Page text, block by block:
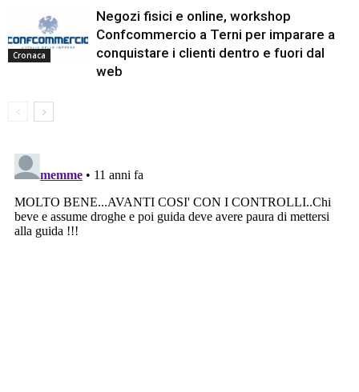
Cronaca
Negozi fisici e online, workshop
Confcommercio a Terni per imparare a
conquistare i clienti dentro e fuori dal
web